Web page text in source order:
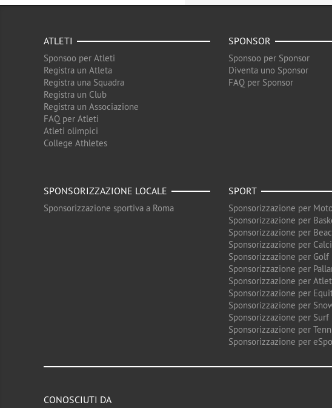
ATLETI
Sponsoo per Atleti
Registra un Atleta
Registra una Squadra
Registra un Club
Registra un Associazione
FAQ per Atleti
Atleti olimpici
College Athletes
SPONSOR
Sponsoo per Sponsor
Diventa uno Sponsor
FAQ per Sponsor
SPONSORIZZAZIONE LOCALE
Sponsorizzazione sportiva a Roma
SPORT
Sponsorizzazione per
Sponsorizzazione per
Sponsorizzazione per
Sponsorizzazione per
Sponsorizzazione per Golf
Sponsorizzazione per
Sponsorizzazione per
Sponsorizzazione per
Sponsorizzazione per
Sponsorizzazione per Surf
Sponsorizzazione per
Sponsorizzazione per
CONOSCIUTI DA